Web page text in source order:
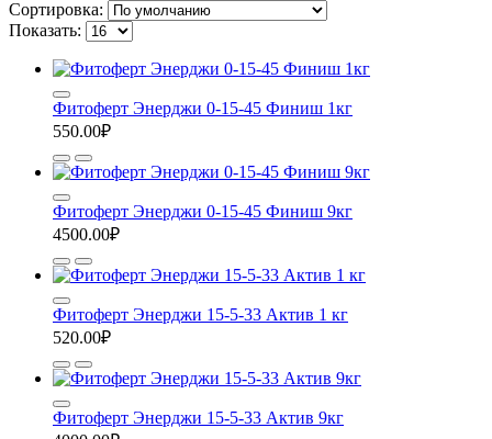
Сортировка:
Показать:
Фитоферт Энерджи 0-15-45 Финиш 1кг
550.00₽
Фитоферт Энерджи 0-15-45 Финиш 9кг
4500.00₽
Фитоферт Энерджи 15-5-33 Актив 1 кг
520.00₽
Фитоферт Энерджи 15-5-33 Актив 9кг